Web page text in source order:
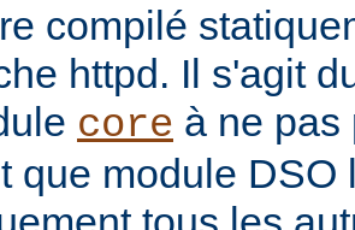
compilé
httpd. Il s'agit
core à ne pas
que module DSO